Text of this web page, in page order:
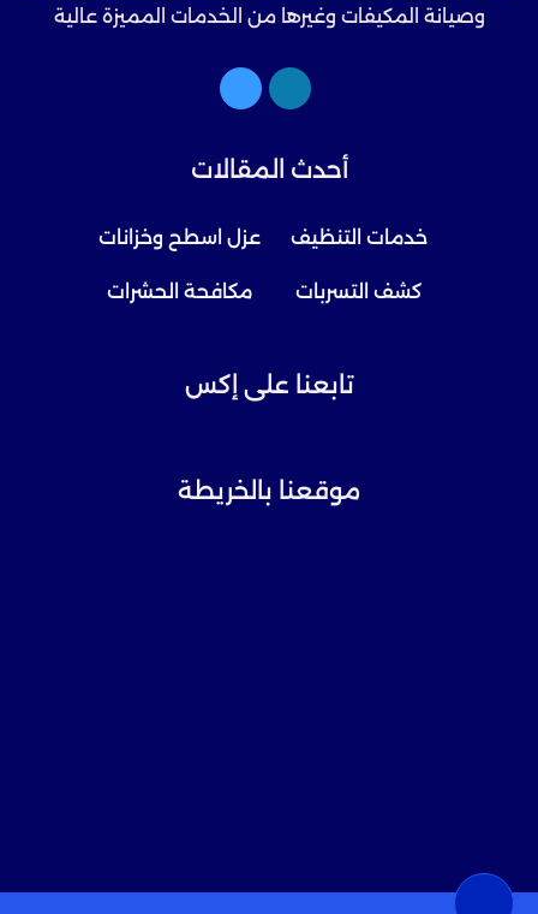
وصيانة المكيفات وغيرها من الخدمات المميزة عالية
أحدث المقالات
خدمات التنظيف عزل اسطح وخزانات
كشف التسربات مكافحة الحشرات
تابعنا على إكس
موقعنا بالخريطة